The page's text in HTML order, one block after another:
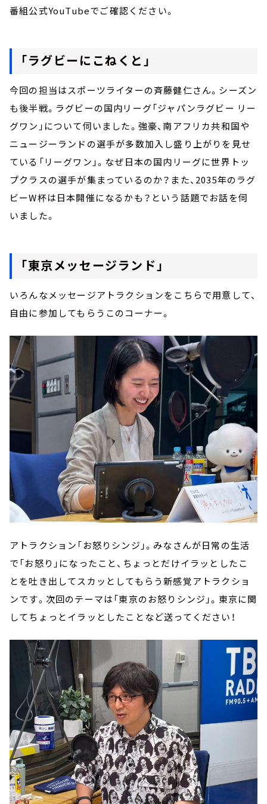
番組公式YouTubeでご確認ください。
「ラグビーにこねくと」
今回の担当はスポーツライターの斉藤健仁さん。シーズン
も後半戦。ラグビーの国内リーグ「ジャパンラグビー リー
グワン」について伺いました。強豪、南アフリカ共和国や
ニュージーランドの選手が多数加入し盛り上がりを見せ
ている「リーグワン」。なぜ日本の国内リーグに世界トッ
プクラスの選手が集まっているのか？また、2035年のラグ
ビーW杯は日本開催になるかも？という話題でお話を伺
いました。
「東京メッセージランド」
いろんなメッセージアトラクションをこちらで用意して、
自由に参加してもらうこのコーナー。
アトラクション「お怒りシンジ」。みなさんが日常の生活
で「お怒り」になったこと、ちょっとだけイラッとしたこ
とを吐き出してスカッとしてもらう新感覚アトラクショ
ンです。次回のテーマは「東京のお怒りシンジ」。東京に関
してちょっとイラッとしたことなど送ってください！